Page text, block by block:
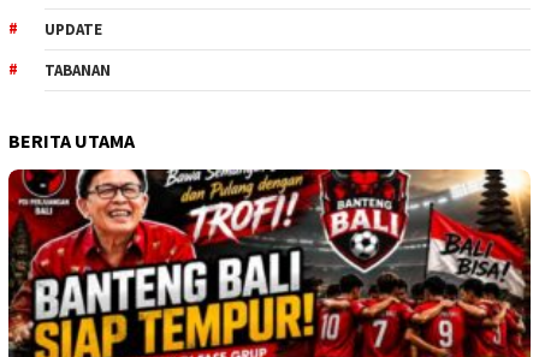
UPDATE
TABANAN
BERITA UTAMA